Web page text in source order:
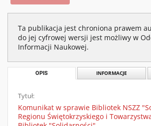
Ta publikacja jest chroniona prawem
do jej cyfrowej wersji jest możliwy w
Informacji Naukowej.
OPIS INFORMACJE
Tytuł:
Komunikat w sprawie Bibliotek NSZZ
Regionu Świętokrzyskiego i